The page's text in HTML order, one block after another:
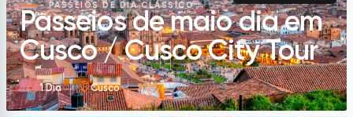
- PASSEIOS DE DIA CLÁSSICO
Passeios de maio dia em
Cusco / Cusco City Tour
1 Dia Cusco $127